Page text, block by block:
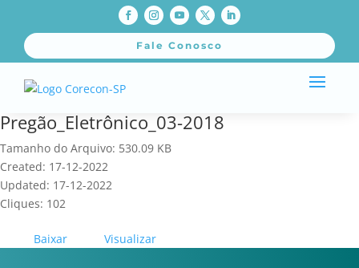
Fale Conosco
Pregão_Eletrônico_03-2018
Tamanho do Arquivo: 530.09 KB
Created: 17-12-2022
Updated: 17-12-2022
Cliques: 102
Baixar Visualizar